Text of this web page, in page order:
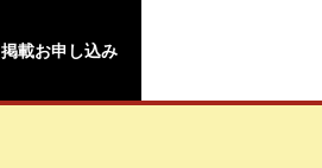
掲載お申し込み